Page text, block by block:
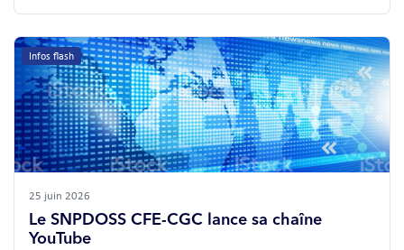
Infos flash
25 juin 2026
Le SNPDOSS CFE-CGC lance sa chaîne
YouTube